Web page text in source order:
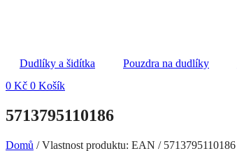
Dudlíky a šidítka Pouzdra na dudlíky
0 Kč 0 Košík
5713795110186
Domů /Vlastnost produktu: EAN / 5713795110186